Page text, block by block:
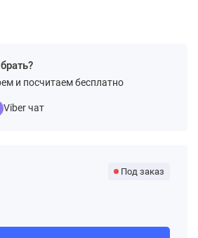
и посчитаем бесплатно
Viber чат
Под заказ